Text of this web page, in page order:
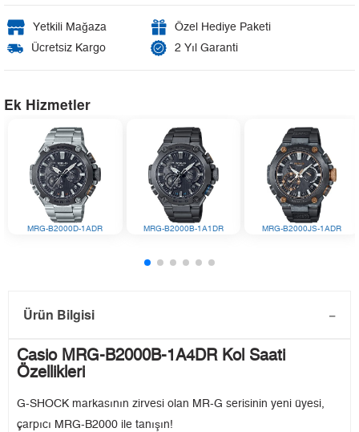
Yetkili Mağaza
Özel Hediye Paketi
Ücretsiz Kargo
2 Yıl Garanti
Ek Hizmetler
MRG-B2000D-1ADR MRG-B2000B-1A1DR MRG-B2000JS-1ADR
Ürün Bilgisi
Casio MRG-B2000B-1A4DR Kol Saati
Özellikleri
G-SHOCK markasının zirvesi olan MR-G serisinin yeni üyesi,
çarpıcı MRG-B2000 ile tanışın!